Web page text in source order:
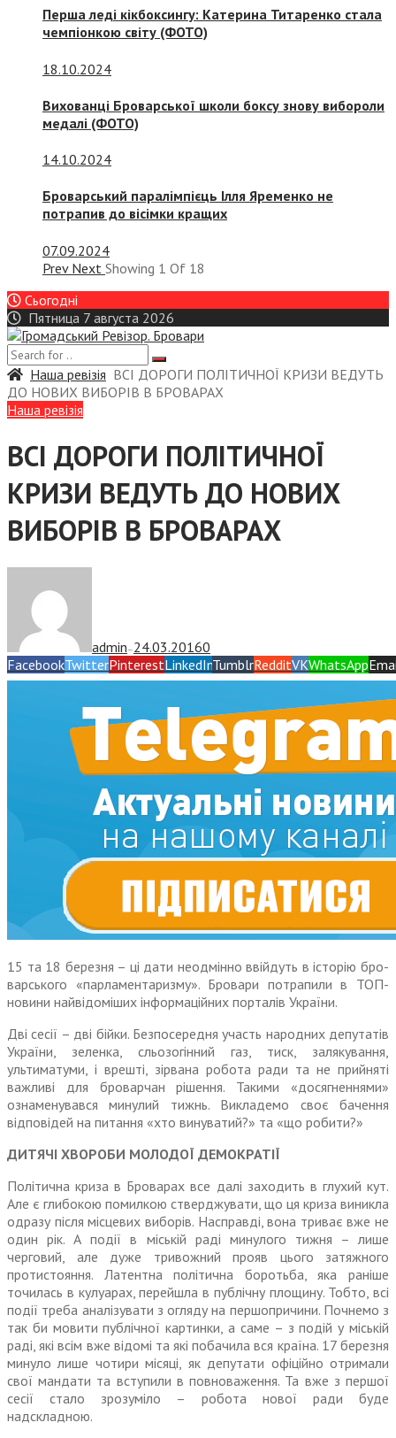
Перша леді кікбоксингу: Катерина Титаренко стала
чемпіонкою світу (ФОТО)
18.10.2024
Вихованці Броварської школи боксу знову вибороли
медалі (ФОТО)
14.10.2024
Броварський паралімпієць Ілля Яременко не
потрапив до вісімки кращих
07.09.2024
Prev Next Showing 1 Of 18
Сьогодні
Пятница 7 августа 2026
Наша ревізія ВСІ ДОРОГИ ПОЛІТИЧНОЇ КРИЗИ ВЕДУТЬ
ДО НОВИХ ВИБОРІВ В БРОВАРАХ
Наша ревізія
ВСІ ДОРОГИ ПОЛІТИЧНОЇ
КРИЗИ ВЕДУТЬ ДО НОВИХ
ВИБОРІВ В БРОВАРАХ
admin — 24.03.20160
FacebookTwitterPinterestLinkedInTumblrRedditVKWhatsApp
15 та 18 березня – ці дати нео­дмінно ввійдуть в історію бро­
варського «парламентаризму». Бровари потрапили в ТОП-
новини найвідоміших інформаційних порталів України.
Дві сесії – дві бійки. Безпосе­редня участь народних депутатів
України, зеленка, сльозогінний газ, тиск, залякування,
ультиматуми, і врешті, зірвана робота ради та не прийняті
важливі для броварчан рішення. Такими «досягненнями»
ознаменувався минулий тижнь. Викладемо своє бачення
відпо­відей на питання «хто винуватий?» та «що робити?»
ДИТЯЧІ ХВОРОБИ МОЛОДОЇ ДЕМОКРАТІЇ
Політична криза в Броварах все далі заходить в глухий кут.
Але є глибокою помилкою стверджу­вати, що ця криза виникла
одразу після місцевих виборів. Насправді, вона триває вже не
один рік. А події в міській раді минулого тижня – лише
черговий, але дуже тривожний прояв цього затяж­ного
протистояння. Латентна політична боротьба, яка раніше
точилась в кулуарах, перейшла в публічну площину. Тобто, всі
події треба аналізувати з огляду на першопричини. Почнемо з
так би мовити публічної картинки, а саме – з подій у міській
раді, які всім вже відомі та які побачила вся країна. 17 березня
минуло лише чотири місяці, як депутати офіційно отримали
свої мандати та вступили в повноваження. Та вже з першої
сесії стало зрозу­міло – робота нової ради буде
надскладною.